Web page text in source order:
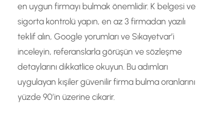
en uygun firmayı bulmak önemlidir. K belgesi ve
sigorta kontrolü yapın, en az 3 firmadan yazılı
teklif alın, Google yorumları ve Sıkayetvar’i
inceleyin, referanslarla görüşün ve sözleşme
detaylarını dikkatlice okuyun. Bu adımları
uygulayan kışiler güvenilir firma bulma oranlarını
yüzde 90’in üzerine cikarir.